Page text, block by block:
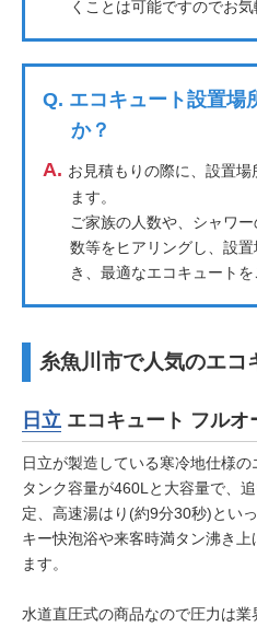
くことは可能ですのでお気
Q. エコキュート設置場
か？
A. お見積もりの際に、設置
ます。
ご家族の人数や、シャワ
数等をヒアリングし、設
き、最適なエコキュートを
糸魚川市で人気のエコ
日立 エコキュート フル
日立が製造している寒冷地仕様の
タンク容量が460Lと大容量で、
定、高速湯はり(約9分30秒)とい
キー快泡浴や来客時満タン沸き
ます。
水道直圧式の商品なので圧力は業